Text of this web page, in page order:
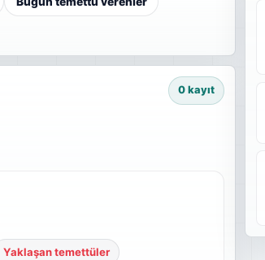
0 kayıt
Yaklaşan temettüler